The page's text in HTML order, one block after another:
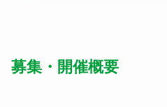
募集・開催概要